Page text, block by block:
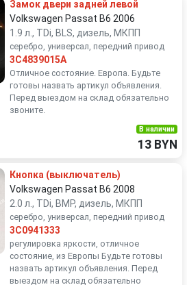
Замок двери задней левой
Volkswagen Passat B6 2006
1.9 л., TDi, BLS, дизель, МКПП
серебро, универсал, передний привод
3C4839015A
Отличное состояние. Европа. Будьте
готовы назвать артикул объявления.
Перед выездом на склад обязательно
звоните.
В наличии
13 BYN
Кнопка (выключатель)
Volkswagen Passat B6 2008
2.0 л., TDi, BMP, дизель, МКПП
серебро, универсал, передний привод
3C0941333
регулировка яркости, отличное
состояние, из Европы Будьте готовы
назвать артикул объявления. Перед
выездом на склад обязательно